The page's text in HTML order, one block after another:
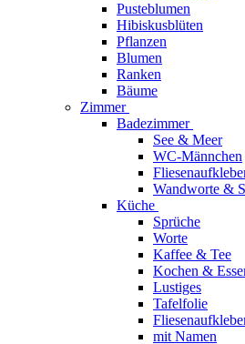
Pusteblumen
Hibiskusblüten
Pflanzen
Blumen
Ranken
Bäume
Zimmer
Badezimmer
See & Meer
WC-Männchen
Wandworte &
Küche
Sprüche
Worte
Kaffee & Tee
Kochen &
Lustiges
Tafelfolie
mit Namen